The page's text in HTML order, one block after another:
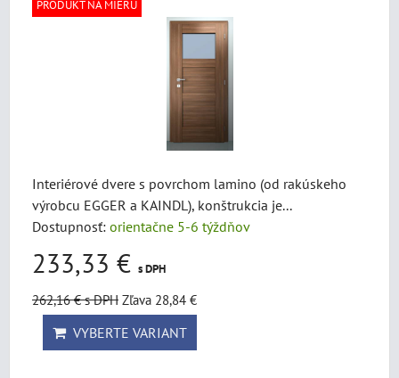
PRODUKT NA MIERU
Interiérové dvere s povrchom lamino (od rakúskeho
výrobcu EGGER a KAINDL), konštrukcia je...
Dostupnosť: orientačne 5-6 týždňov
233,33 € s DPH
262,16 €s DPH Zľava 28,84 €
VYBERTE VARIANT